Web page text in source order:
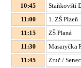
10:45
Staňkovští
11:00
1. ZŠ Plzeň
11:15
ZŠ Planá
11:30
Masaryčka
11:45
Zruč / Senec